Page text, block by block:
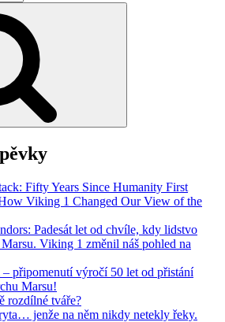
Fifty Years Since Humanity First
Viking 1 Changed Our View of the
Padesát let od chvíle, kdy lidstvo
Viking 1 změnil náš pohled na
– připomenutí výročí 50 let od přistání
Marsu!
rozdílné tváře?
jenže na něm nikdy netekly řeky.